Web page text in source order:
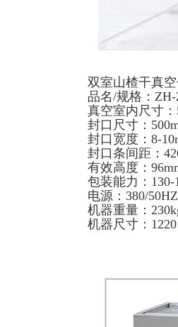
双室山楂干真
品名/规格：ZH-
真空室内尺寸：
封口尺寸：
封口宽度：8-
封口条间距：
有效高度：
包装能力：130-
电源：380/
机器重量：
机器尺寸：